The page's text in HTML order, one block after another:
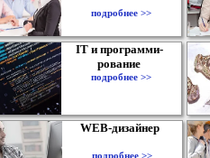
подробнее >>
IT и программи-
рование
подробнее >>
WEB-дизайнер
подробнее >>